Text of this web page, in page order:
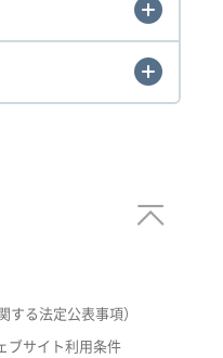
する法定公表事項）
ブサイト利用条件